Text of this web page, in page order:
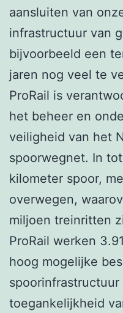
aansluiten van
infrastructuur van
bijvoorbeeld een
jaren nog veel te
ProRail is
het beheer en
veiligheid van het
spoorwegnet. In
kilometer spoor,
overwegen,
miljoen treinritten
ProRail werken
hoog mogelijke
spoorinfrastructuur
toegankelijkheid